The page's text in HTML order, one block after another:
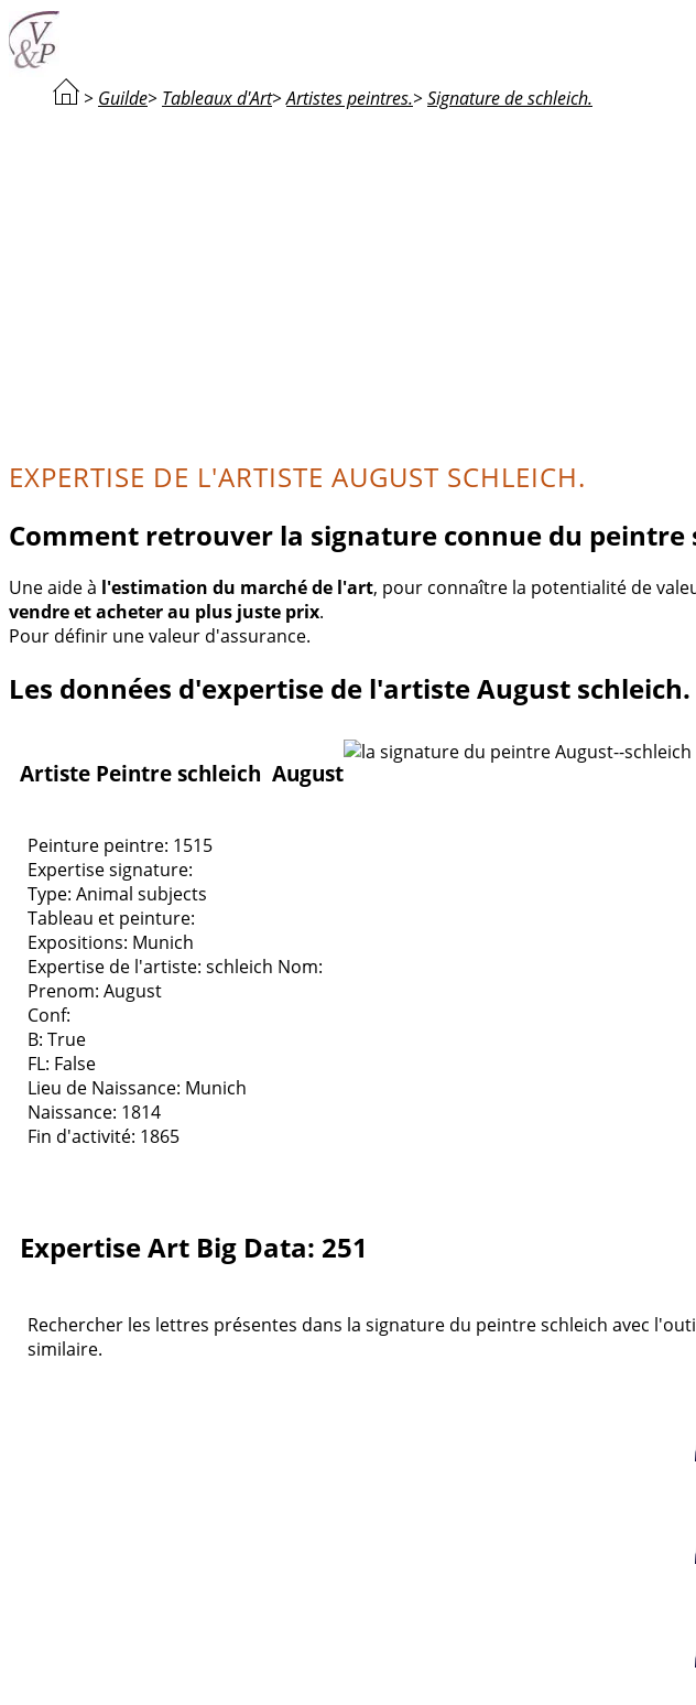
> Guilde> Tableaux d'Art>Artistes peintres.> Signature de schleich.
EXPERTISE DE L'ARTISTE AUGUST SCHLEICH.
Comment retrouver la signature connue du peintre
Une aide à l'estimation du marché de l'art, pour connaître la potentialité de
vendre et acheter au plus juste prix.
Pour définir une valeur d'assurance.
Les données d'expertise de l'artiste August schleich.
Artiste Peintre schleich August
Peinture peintre: 1515
Expertise signature:
Type: Animal subjects
Tableau et peinture:
Expositions: Munich
Expertise de l'artiste: schleich Nom:
Prenom: August
Conf:
B: True
FL: False
Lieu de Naissance: Munich
Naissance: 1814
Fin d'activité: 1865
Expertise Art Big Data: 251
Rechercher les lettres présentes dans la signature du peintre schleich avec
similaire.